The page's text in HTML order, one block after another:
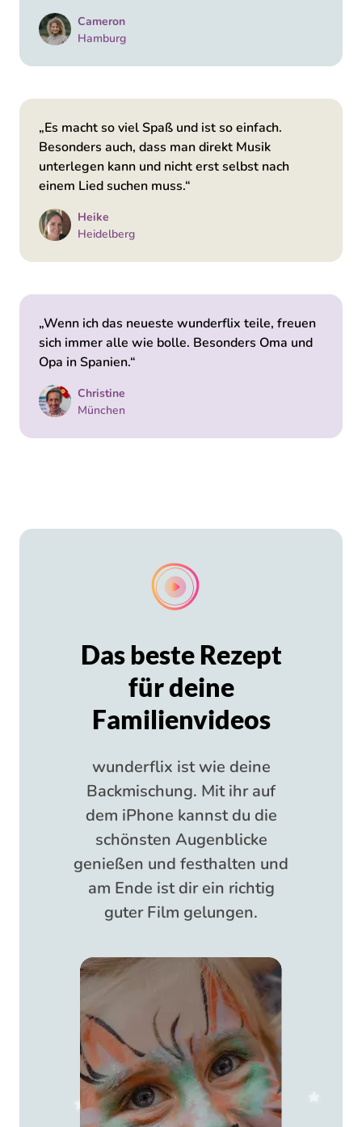
Cameron
Hamburg
„Es macht so viel Spaß und ist so einfach.
Besonders auch, dass man direkt Musik
unterlegen kann und nicht erst selbst nach
einem Lied suchen muss.“
Heike
Heidelberg
„Wenn ich das neueste wunderflix teile, freuen
sich immer alle wie bolle. Besonders Oma und
Opa in Spanien.“
Christine
München
Das beste Rezept
für deine
Familienvideos
wunderflix ist wie deine
Backmischung. Mit ihr auf
dem iPhone kannst du die
schönsten Augenblicke
genießen und festhalten und
am Ende ist dir ein richtig
guter Film gelungen.